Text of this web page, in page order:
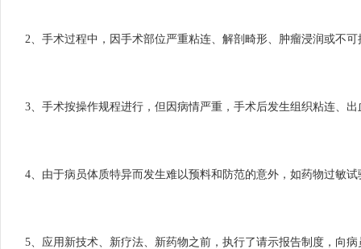
2、手术过程中，因手术部位严重粘连、解剖畸形、肿瘤浸润或不
3、手术按操作规程进行，但因病情严重，手术后发生组织粘连、出
4、由于病员体质特异而发生难以预料和防范的意外，如药物过敏
5、应用新技术、新疗法、新药物之前，执行了请示报告制度，向